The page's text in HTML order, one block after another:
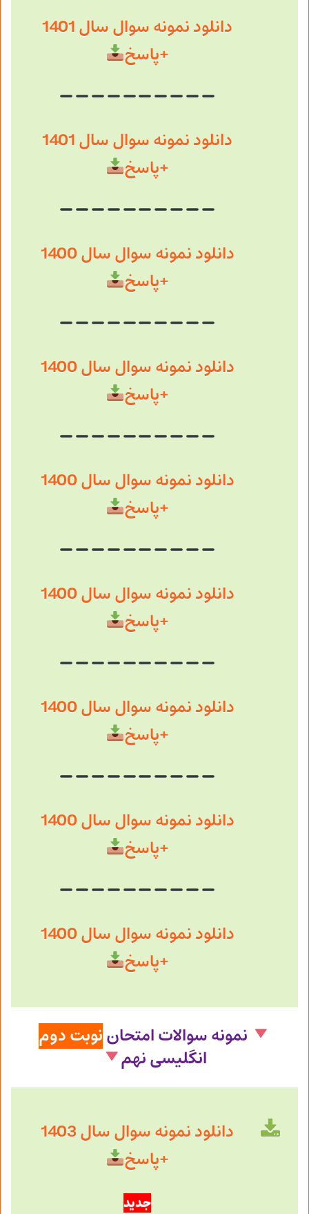
دانلود نمونه سوال سال 1401
+پاسخ
دانلود نمونه سوال سال 1401
+پاسخ
دانلود نمونه سوال سال 1400
+پاسخ
دانلود نمونه سوال سال 1400
+پاسخ
دانلود نمونه سوال سال 1400
+پاسخ
دانلود نمونه سوال سال 1400
+پاسخ
دانلود نمونه سوال سال 1400
+پاسخ
دانلود نمونه سوال سال 1400
+پاسخ
دانلود نمونه سوال سال 1400
+پاسخ
نمونه سوالات امتحاننوبت دوم
انگلیسینهم
دانلود نمونه سوال سال 1403
+پاسخ
جدید